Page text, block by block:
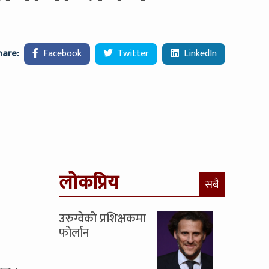
Facebook Twitter LinkedIn
लोकप्रिय सबै
उरुग्वेको प्रशिक्षकमा
फोर्लान